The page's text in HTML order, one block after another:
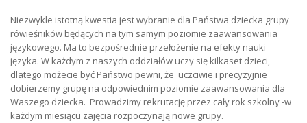
Niezwykle istotną kwestia jest wybranie dla Państwa dziecka grupy
rówieśników będących na tym samym poziomie zaawansowania
językowego. Ma to bezpośrednie przełożenie na efekty nauki
języka. W każdym z naszych oddziałów uczy się kilkaset dzieci,
dlatego możecie być Państwo pewni, że uczciwie i precyzyjnie
dobierzemy grupę na odpowiednim poziomie zaawansowania dla
Waszego dziecka. Prowadzimy rekrutację przez cały rok szkolny -w
każdym miesiącu zajęcia rozpoczynają nowe grupy.